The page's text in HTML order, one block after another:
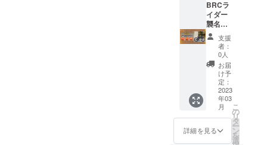
テープ
のセッ
トで
す。 完
成した
状態で
お渡し
致しま
す。 ＊
下記の
サイズ
の中か
ら備考
欄に記
入をお
BRCラ
イダー
襲名権
+BMX
コンプ
リート1
セット
コンプ
リート
セット
内容 フ
レー
ム、
フォー
ク、ハ
支援
者：
0人
お届
け予
定：
2023
年03
月
詳細を見る
こ
の
リ
タ
ー
ン
を
選